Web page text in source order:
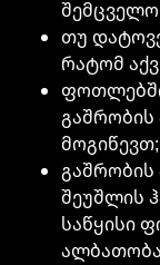
თუ
რატომ
მოგიწევთ;
შეუშლის
საწყისი